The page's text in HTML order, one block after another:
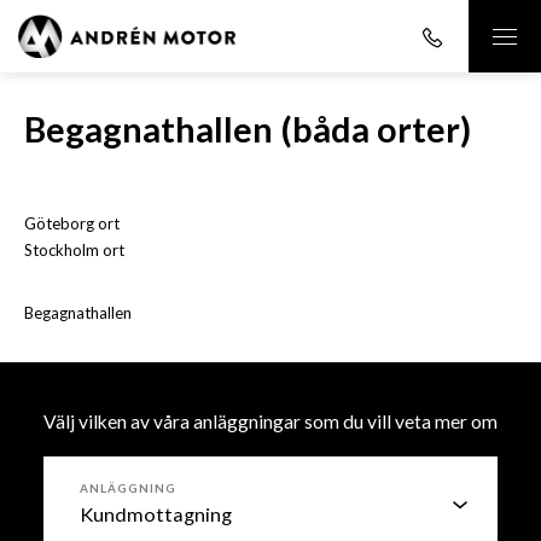
Begagnathallen (båda orter)
Göteborg ort
Stockholm ort
Begagnathallen
Välj vilken av våra anläggningar som du vill veta mer om
ANLÄGGNING